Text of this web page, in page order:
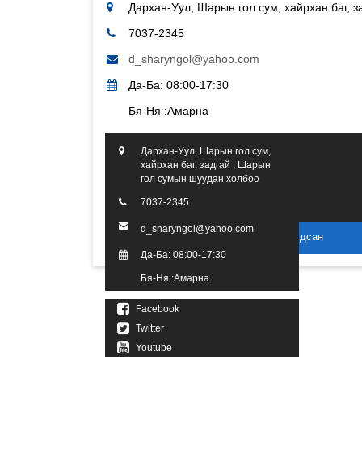
Дархан-Уул, Шарын гол сум, хайрхан баг,
7037-2345
d_sharyngol@yahoo.com
Да-Ба: 08:00-17:30
Бя-Ня :Амарна
Дархан-Уул, Шарын гол сум,
хайрхан баг, задгай , Шарын
гол сумын шуудан холбоо
7037-2345
d_sharyngol@yahoo.com
Да-Ба: 08:00-17:30
Бя-Ня :Амарна
Facebook
Twitter
Youtube
2016 он. Бүх эрх хуулиар хамгаалагдсан